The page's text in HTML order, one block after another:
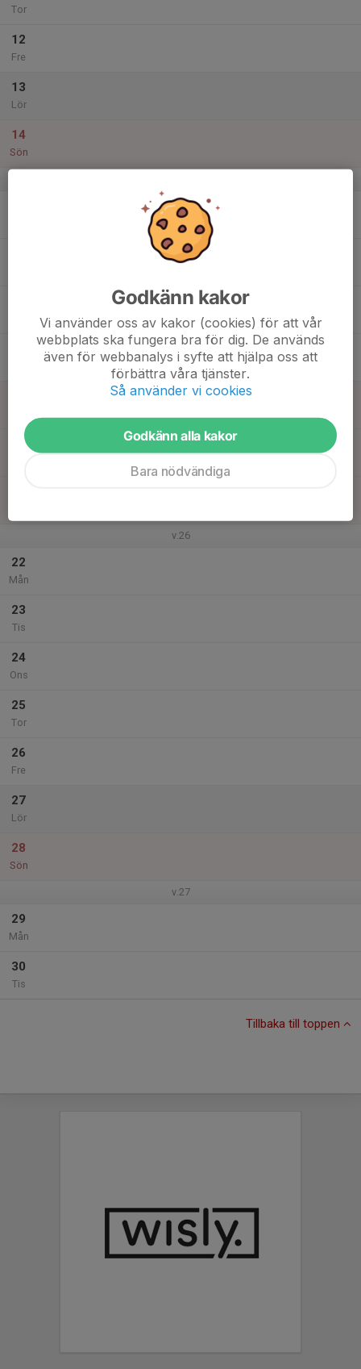
Tor
12
Fre
13
Lör
14
Sön
20
v.26
22
Mån
23
Tis
24
Ons
25
Tor
26
Fre
27
Lör
28
Sön
v.27
29
Mån
30
Tis
Tillbaka till toppen
Godkänn kakor
Vi använder oss av kakor (cookies) för att vår
webbplats ska fungera bra för dig. De används
även för webbanalys i syfte att hjälpa oss att
förbättra våra tjänster.
Så använder vi cookies
Godkänn alla kakor
Bara nödvändiga